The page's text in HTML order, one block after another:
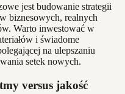
jest budowanie strategii
biznesowych, realnych
Warto inwestować w
i świadome
na ulepszaniu
setek nowych.
versus jakość